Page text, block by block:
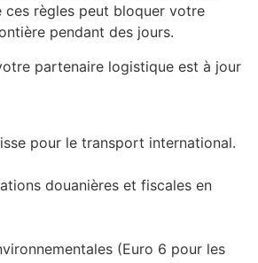
ces règles peut bloquer votre
pendant des jours.
partenaire logistique est à jour
pour le transport international.
douanières et fiscales en
(Euro 6 pour les